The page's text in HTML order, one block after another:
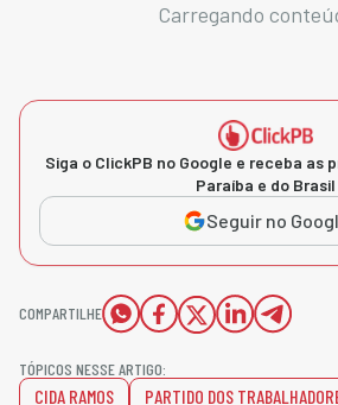
Carregando
Siga o ClickPB no Google e receba as
Paraíba e do Brasil
Seguir no
COMPARTILHE
TÓPICOS NESSE ARTIGO:
CIDA RAMOS PARTIDO DOS